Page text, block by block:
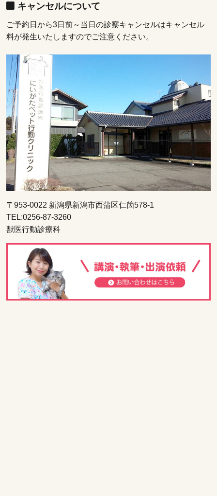
キャンセルについて
ご予約日から3日前～当日の診察キャンセルはキャンセル
料が発生いたしますのでご注意ください。
〒953-0022 新潟県新潟市西蒲区仁箇578-1
TEL:0256-87-3260
獣医行動診療科